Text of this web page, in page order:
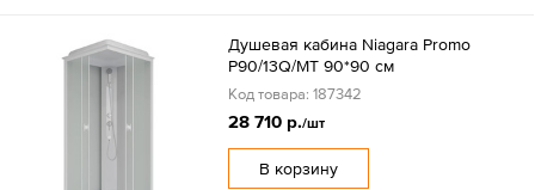
Душевая кабина Niagara Promo
P90/13Q/MT 90*90 см
Код товара: 187342
28 710 р./шт
В корзину